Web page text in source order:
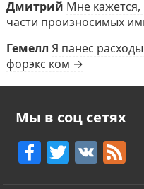
Дмитрий Мне
части произносимых
Гемелл Я панес
форэкс ком →
Мы в соц сетях
F T V F